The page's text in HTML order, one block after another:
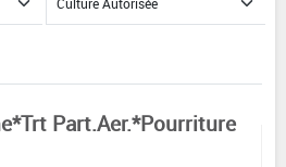
Part.Aer.*Pourriture